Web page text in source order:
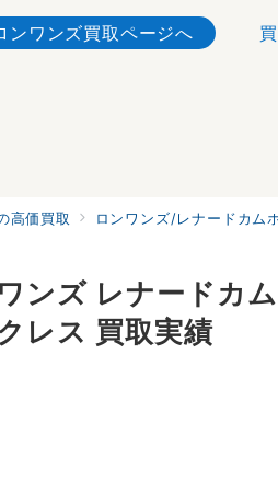
ンワンズ買取ページへ
高価買取 ロンワンズ/レナードカ
ンズ レナードカ
レス 買取実績